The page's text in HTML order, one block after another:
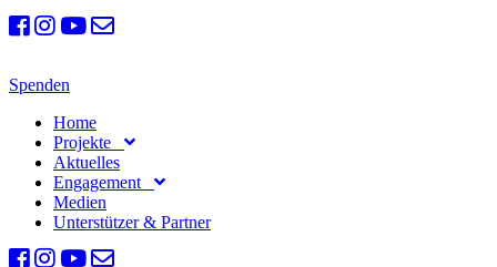
Spenden
Home
Projekte
Aktuelles
Engagement
Medien
Unterstützer & Partner